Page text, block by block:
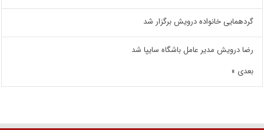
گردهمایی خانواده درویش برگزار شد
رضا درویش مدیر عامل باشگاه سایپا شد
بعدی »